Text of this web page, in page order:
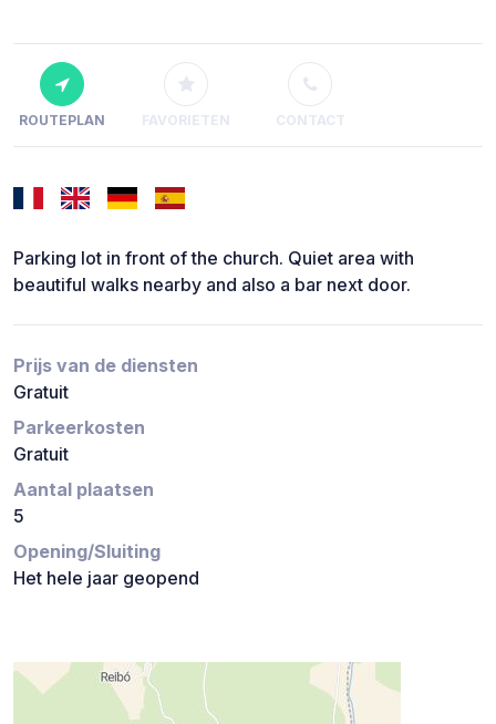
ROUTEPLAN FAVORIETEN CONTACT
Parking lot in front of the church. Quiet area with
beautiful walks nearby and also a bar next door.
Prijs van de diensten
Gratuit
Parkeerkosten
Gratuit
Aantal plaatsen
5
Opening/Sluiting
Het hele jaar geopend